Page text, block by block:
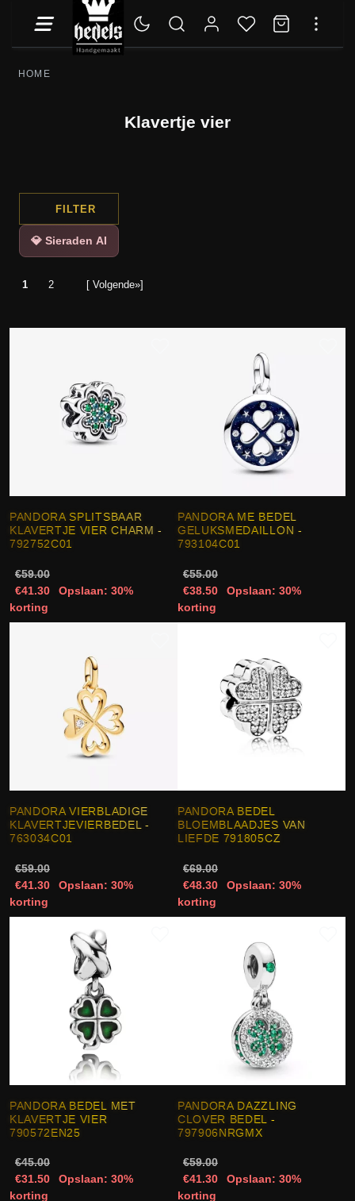
HOME
Klavertje vier
FILTER
💎 Sieraden AI
1 2 [ Volgende»]
PANDORA SPLITSBAAR
KLAVERTJE VIER CHARM -
792752C01
€59.00
€41.30
Opslaan: 30%
korting
PANDORA ME BEDEL
GELUKSMEDAILLON -
793104C01
€55.00
€38.50
Opslaan: 30%
korting
PANDORA VIERBLADIGE
KLAVERTJEVIERBEDEL -
763034C01
€59.00
€41.30
Opslaan: 30%
korting
PANDORA BEDEL
BLOEMBLAADJES VAN
LIEFDE 791805CZ
€69.00
€48.30
Opslaan: 30%
korting
PANDORA BEDEL MET
KLAVERTJE VIER
790572EN25
€45.00
€31.50
Opslaan: 30%
korting
PANDORA DAZZLING
CLOVER BEDEL -
797906NRGMX
€59.00
€41.30
Opslaan: 30%
korting